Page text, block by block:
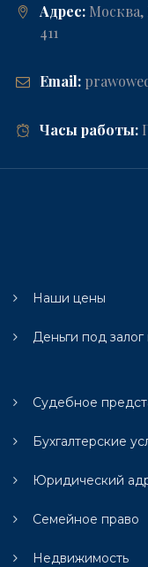
Адрес: Москва,
411
Email:
Часы работы:
Наши цены
Деньги под залог
Судебное
Бухгалтерские
Юридический
Семейное право
Недвижимость